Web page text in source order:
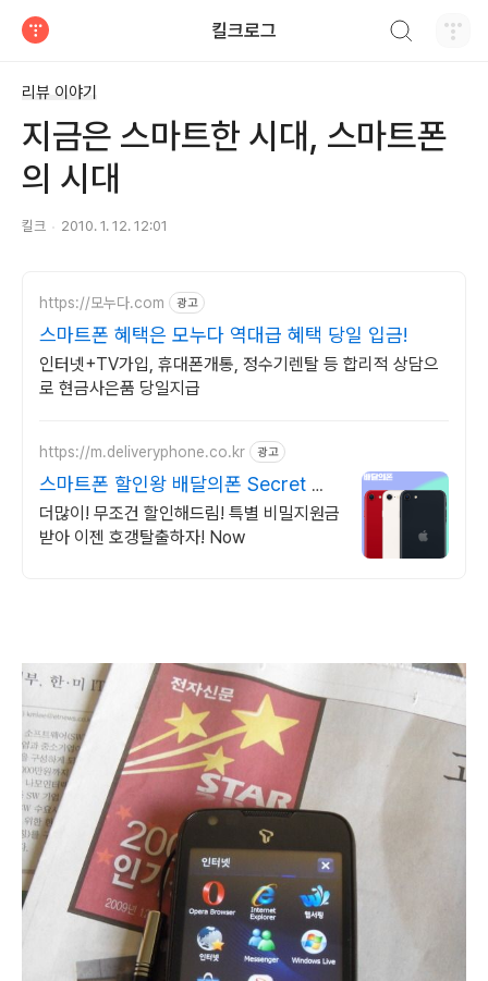
킬크로그
리뷰 이야기
지금은 스마트한 시대, 스마트폰
의 시대
킬크 2010. 1. 12. 12:01
https://모누다.com 광고
스마트폰 혜택은 모누다 역대급 혜택 당일 입금!
인터넷+TV가입, 휴대폰개통, 정수기렌탈 등 합리적 상담으
로 현금사은품 당일지급
https://m.deliveryphone.co.kr 광고
스마트폰 할인왕 배달의폰 Secret 비
밀지원금!
더많이! 무조건 할인해드림! 특별 비밀지원금
받아 이젠 호갱탈출하자! Now